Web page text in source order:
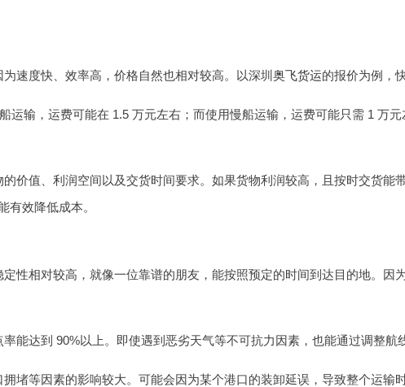
速度快、效率高，价格自然也相对较高。以深圳 奥飞货运的报价为例，
运输，运费可能在 1.5 万元左右；而使用慢船运输，运费可能只需 1 万
的价值、利润空间以及交货时间要求。如果货物利润较高，且按时交货
有效降低成本。
性相对较高，就像一位靠谱的朋友，能按照预定的时间到达目的地。
能达到 90%以上。即使遇到恶劣天气等不可抗力因素，也能通过调整航
堵等因素的影响较大。可能会因为某个港口的装卸延误，导致整个运输